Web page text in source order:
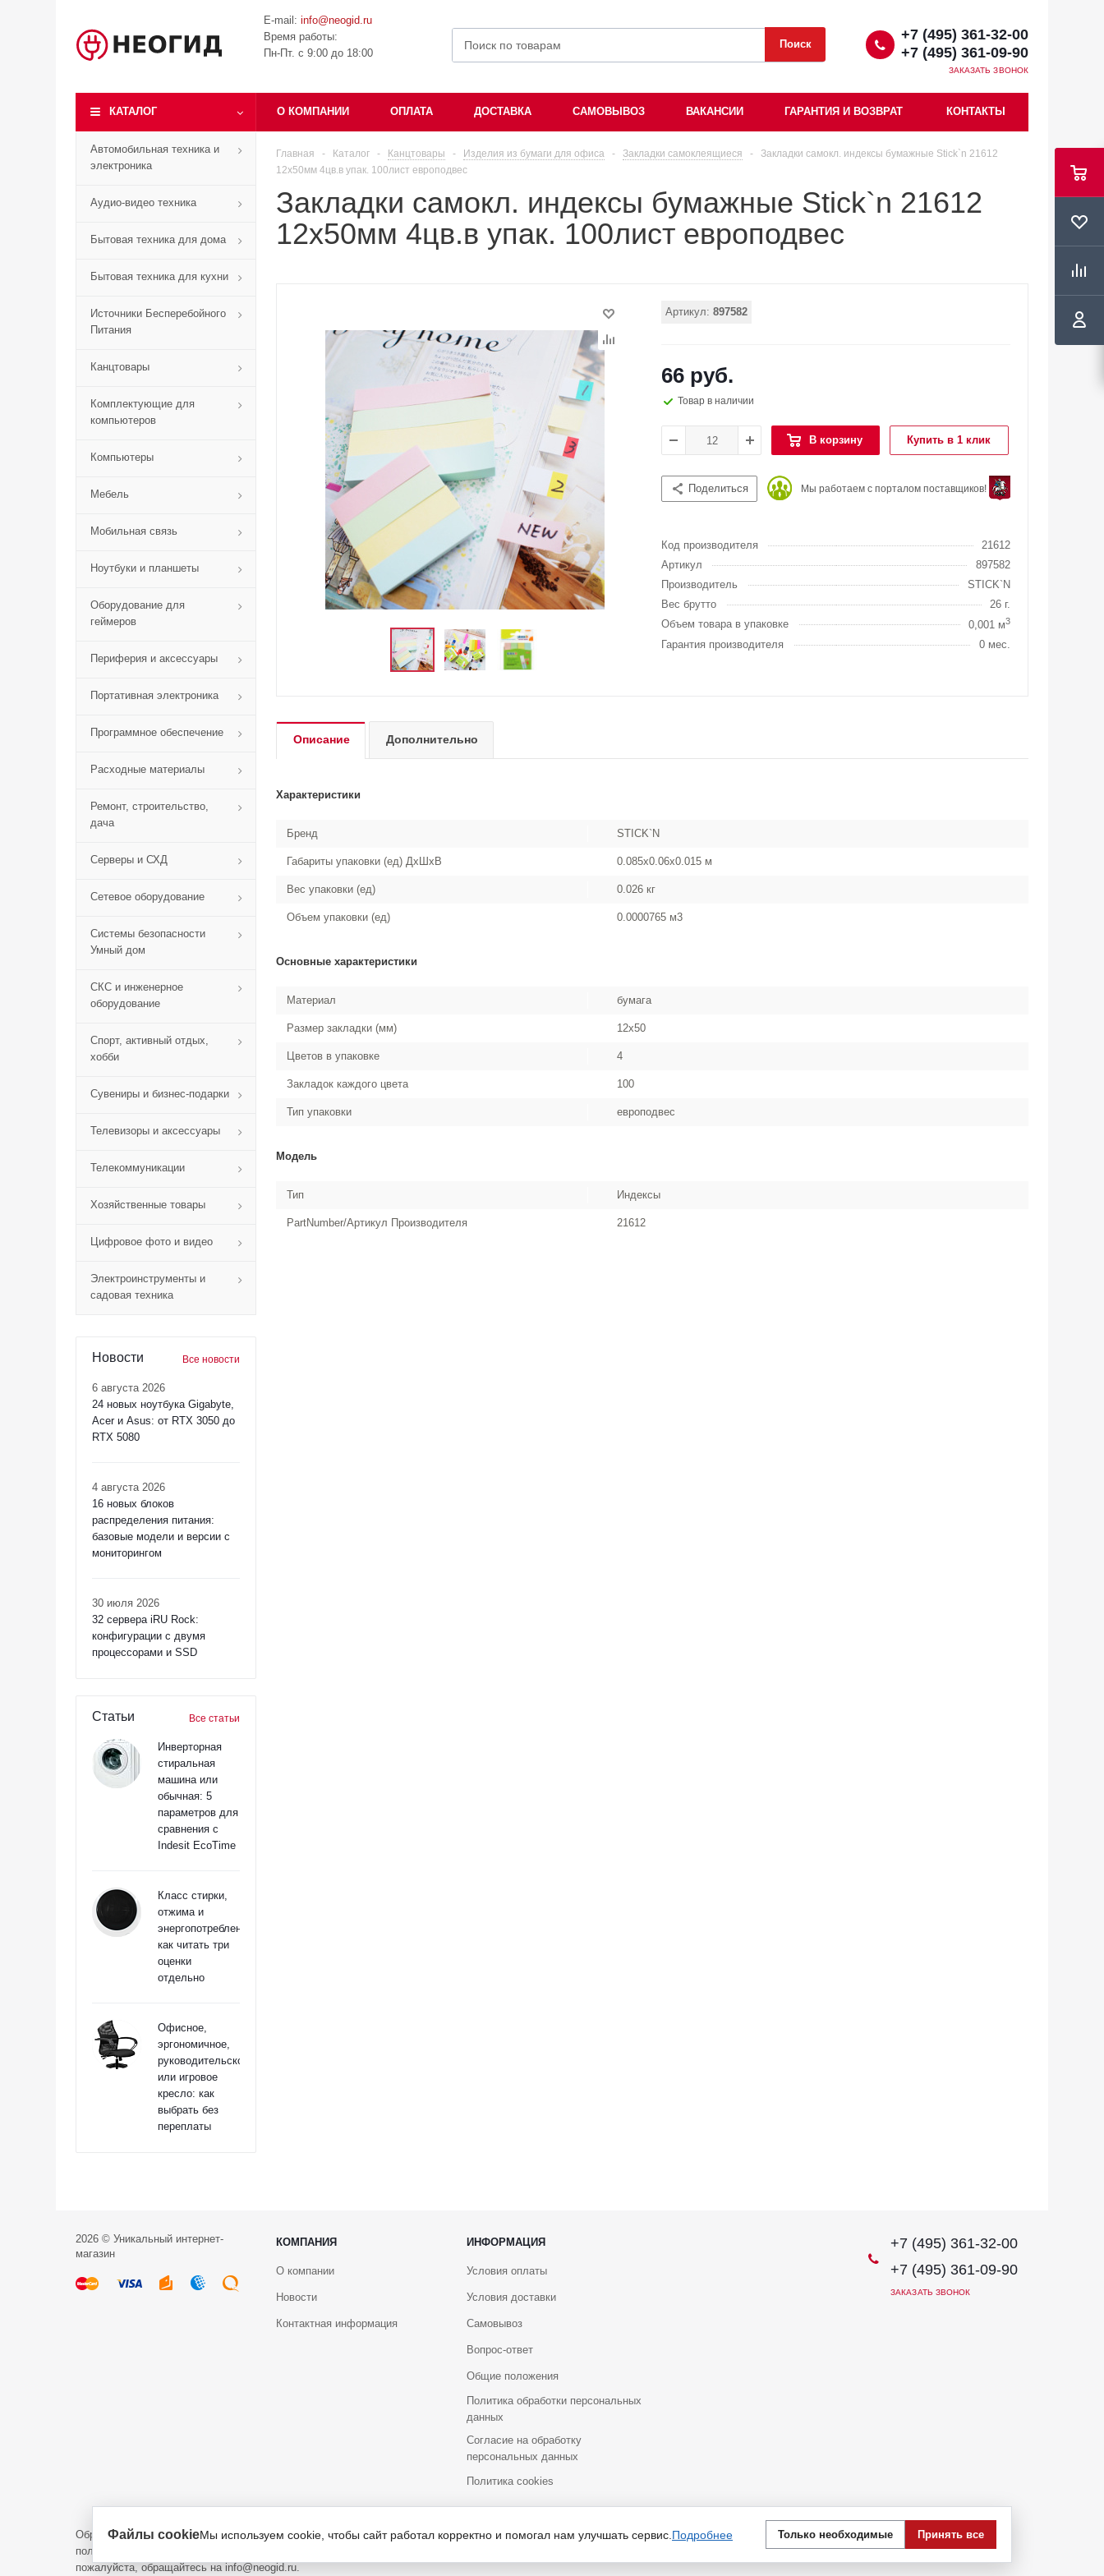
E-mail: info@neogid.ru
Время работы:
Пн-Пт. с 9:00 до 18:00
+7 (495) 361-32-00
+7 (495) 361-09-90
ЗАКАЗАТЬ ЗВОНОК
КАТАЛОГ О КОМПАНИИ ОПЛАТА ДОСТАВКА САМОВЫВОЗ ВАКАНСИИ ГАРАНТИЯ И ВОЗВРАТ КОНТАКТЫ
Автомобильная техника и
электроника
Аудио-видео техника
Бытовая техника для дома
Бытовая техника для кухни
Источники Бесперебойного
Питания
Канцтовары
Комплектующие для
компьютеров
Компьютеры
Мебель
Мобильная связь
Ноутбуки и планшеты
Оборудование для
геймеров
Периферия и аксессуары
Портативная электроника
Программное обеспечение
Расходные материалы
Ремонт, строительство,
дача
Серверы и СХД
Сетевое оборудование
Системы безопасности
Умный дом
СКС и инженерное
оборудование
Спорт, активный отдых,
хобби
Сувениры и бизнес-подарки
Телевизоры и аксессуары
Телекоммуникации
Хозяйственные товары
Цифровое фото и видео
Электроинструменты и
садовая техника
Новости Все новости
6 августа 2026
24 новых ноутбука Gigabyte,
Acer и Asus: от RTX 3050 до
RTX 5080
4 августа 2026
16 новых блоков
распределения питания:
базовые модели и версии с
мониторингом
30 июля 2026
32 сервера iRU Rock:
конфигурации с двумя
процессорами и SSD
Статьи Все статьи
Инверторная
стиральная
машина или
обычная: 5
параметров для
сравнения с
Indesit EcoTime
Класс стирки,
отжима и
энергопотребления:
как читать три
оценки
отдельно
Офисное,
эргономичное,
руководительское
или игровое
кресло: как
выбрать без
переплаты
Главная - Каталог - Канцтовары - Изделия из бумаги для офиса - Закладки самоклеящиеся -
Закладки самокл. индексы бумажные Stick`n 21612
12x50мм 4цв.в упак. 100лист европодвес
Закладки самокл. индексы бумажные Stick`n 21612
12x50мм 4цв.в упак. 100лист европодвес
Артикул: 897582
66 руб.
Товар в наличии
В корзину Купить в 1 клик
Поделиться Мы работаем с порталом поставщиков!
Код производителя
21612
Артикул
897582
Производитель
STICK`N
Вес брутто
26 г.
Объем товара в упаковке
0,001 м3
Гарантия производителя 0 мес.
Описание Дополнительно
Характеристики
Бренд STICK`N
Габариты упаковки (ед) ДхШхВ 0.085x0.06x0.015 м
Вес упаковки (ед) 0.026 кг
Объем упаковки (ед) 0.0000765 м3
Основные характеристики
Материал бумага
Размер закладки (мм) 12x50
Цветов в упаковке 4
Закладок каждого цвета 100
Тип упаковки европодвес
Модель
Тип Индексы
PartNumber/Артикул Производителя 21612
2026 © Уникальный интернет-
магазин
КОМПАНИЯ ИНФОРМАЦИЯ
О компании
Новости
Контактная информация
Условия оплаты
Условия доставки
Самовывоз
Вопрос-ответ
Общие положения
Политика обработки персональных
данных
Согласие на обработку
персональных данных
Политика cookies
+7 (495) 361-32-00
+7 (495) 361-09-90
ЗАКАЗАТЬ ЗВОНОК
Обращаем ваше внимание на то, что данный интернет-сайт носит исключительно информационный характер и ни при каких условиях не является публичной офертой, определяемой
положениями пункта 1 статьи 437 Гражданского кодекса Российской Федерации. Для получения подробной информации о наличии и стоимости указанных товаров и (или) услуг,
пожалуйста, обращайтесь на info@neogid.ru.
Файлы cookieМы используем cookie, чтобы сайт работал корректно и помогал нам улучшать сервис. Подробнее Только необходимые Принять все